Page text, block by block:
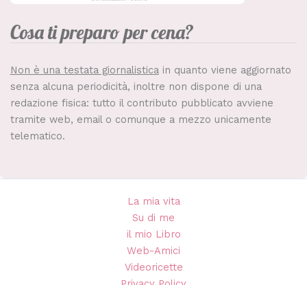
Cosa ti preparo per cena?
Non è una testata giornalisticain quanto viene aggiornato
senza alcuna periodicità, inoltre non dispone di una
redazione fisica: tutto il contributo pubblicato avviene
tramite web, email o comunque a mezzo unicamente
telematico.
La mia vita
Su di me
il mio Libro
Web-Amici
Videoricette